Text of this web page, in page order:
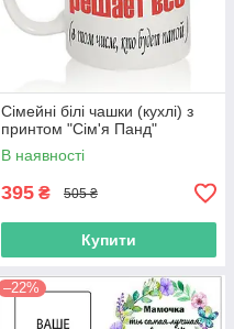
Сімейні білі чашки (кухлі) з
принтом "Сім'я Панд"
В наявності
395 ₴ 505 ₴
Купити
–22%